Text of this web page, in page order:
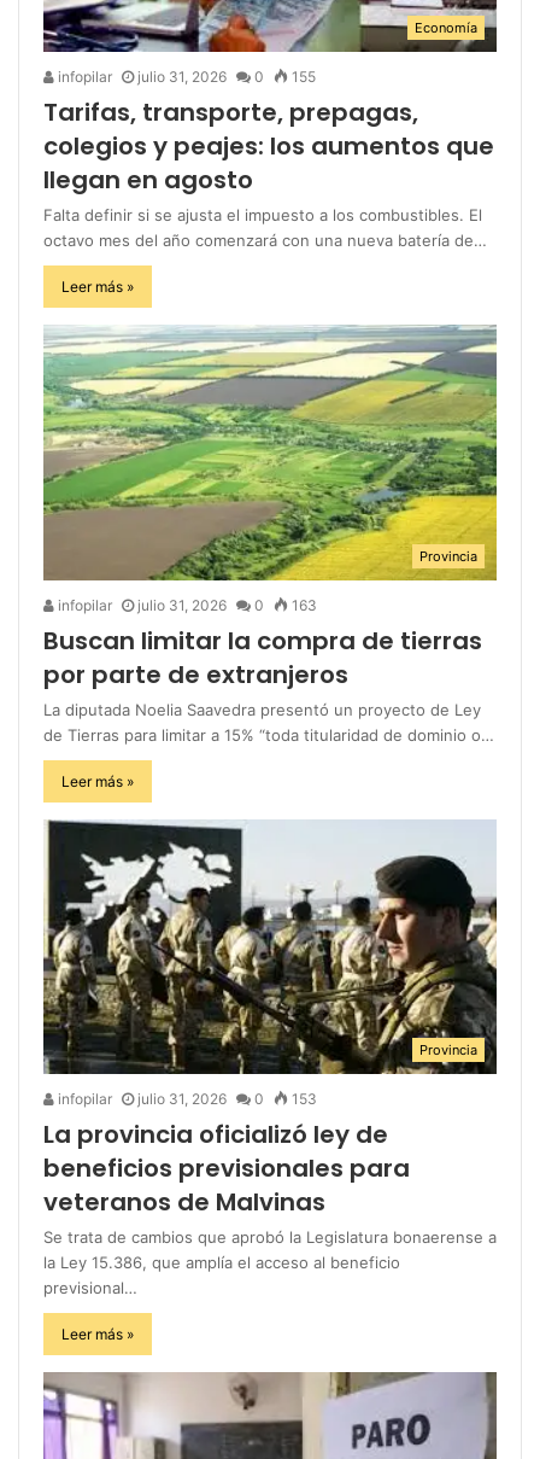
Economía
infopilar julio 31, 2026 0 155
Tarifas, transporte, prepagas,
colegios y peajes: los aumentos que
llegan en agosto
Falta definir si se ajusta el impuesto a los combustibles. El
octavo mes del año comenzará con una nueva batería de…
Leer más »
Provincia
infopilar julio 31, 2026 0 163
Buscan limitar la compra de tierras
por parte de extranjeros
La diputada Noelia Saavedra presentó un proyecto de Ley
de Tierras para limitar a 15% “toda titularidad de dominio o…
Leer más »
Provincia
infopilar julio 31, 2026 0 153
La provincia oficializó ley de
beneficios previsionales para
veteranos de Malvinas
Se trata de cambios que aprobó la Legislatura bonaerense a
la Ley 15.386, que amplía el acceso al beneficio
previsional…
Leer más »